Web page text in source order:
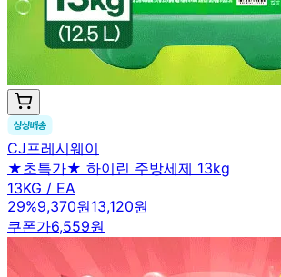
CJ프레시웨이
★초특가★ 하이린 주방세제 13kg
13KG / EA
29%9,370원13,120원
쿠폰가6,559원